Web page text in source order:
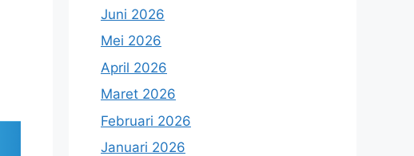
Juni 2026
Mei 2026
April 2026
Maret 2026
Februari 2026
Januari 2026